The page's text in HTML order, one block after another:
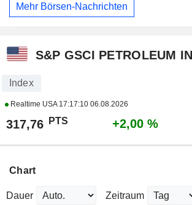
Mehr Börsen-Nachrichten
S&P GSCI PETROLEUM
Index
Realtime USA 17:17:10 06.08.2026
317,76 PTS +2,00 %
Chart
Dauer Zeitraum